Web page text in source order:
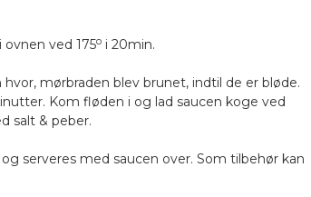
ved 175o i 20min.
mørbraden blev brunet, indtil de er bløde.
Kom fløden i og lad saucen koge ved
salt & peber.
serveres med saucen over. Som tilbehør kan